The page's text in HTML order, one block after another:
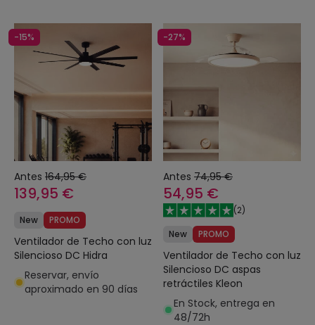
-15%
Antes 164,95 €
139,95 €
New PROMO
Ventilador de Techo con luz
Silencioso DC Hidra
Reservar, envío
aproximado en 90 días
-27%
Antes 74,95 €
54,95 €
(2)
New
PROMO
Ventilador de Techo con luz
Silencioso DC aspas
retráctiles Kleon
En Stock, entrega en
48/72h